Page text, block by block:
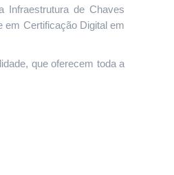
Infraestrutura de Chaves
em Certificação Digital em
que oferecem toda a